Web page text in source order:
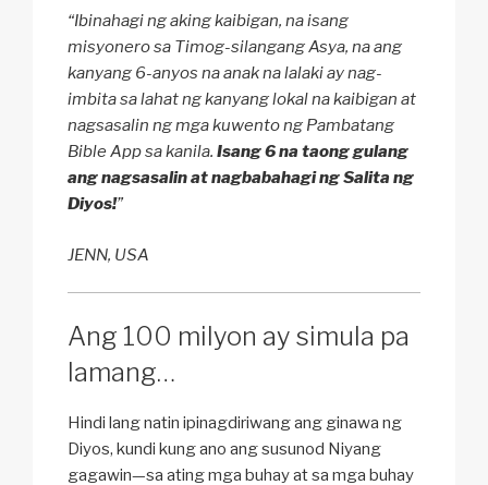
“Ibinahagi ng aking kaibigan, na isang
misyonero sa Timog-silangang Asya, na ang
kanyang 6-anyos na anak na lalaki ay nag-
imbita sa lahat ng kanyang lokal na kaibigan at
nagsasalin ng mga kuwento ng Pambatang
Bible App sa kanila. Isang 6 na taong gulang
ang nagsasalin at nagbabahagi ng Salita ng
Diyos!”
JENN, USA
Ang 100 milyon ay simula pa
lamang…
Hindi lang natin ipinagdiriwang ang ginawa ng
Diyos, kundi kung ano ang susunod Niyang
gagawin—sa ating mga buhay at sa mga buhay